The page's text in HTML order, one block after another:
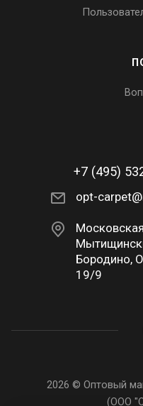
+7 (495)
opt-
Бородино,
19/9
2026 © Оптовый
(ООО